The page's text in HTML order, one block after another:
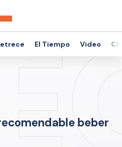
El Tiempo Video
beber